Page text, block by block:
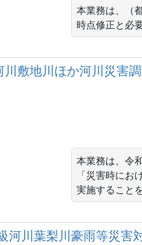
本業務は、（
時点修正と必
敷地川ほか河川災害
本業務は、令
「災害時に
実施すること
川葉梨川豪雨等災害